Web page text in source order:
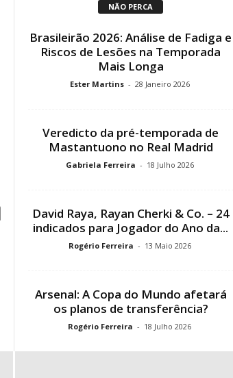
NÃO PERCA
Brasileirão 2026: Análise de Fadiga e
Riscos de Lesões na Temporada
Mais Longa
Ester Martins - 28 Janeiro 2026
Veredicto da pré-temporada de
Mastantuono no Real Madrid
Gabriela Ferreira - 18 Julho 2026
David Raya, Rayan Cherki & Co. – 24
indicados para Jogador do Ano da...
Rogério Ferreira - 13 Maio 2026
Arsenal: A Copa do Mundo afetará
os planos de transferência?
Rogério Ferreira - 18 Julho 2026